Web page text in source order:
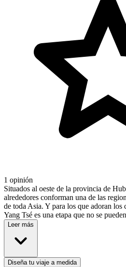
1 opinión
Situados al oeste de la provincia de
alrededores conforman una de las
de toda Asia. Y para los que adoran los
Yang Tsé es una etapa que no se
Leer más
Diseña tu viaje a medida